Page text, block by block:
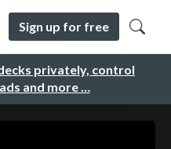
privately, control
and more …
Sign up for free